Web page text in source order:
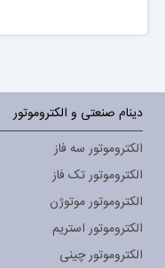
دینام صنعتی و الکتروموتور
الکتروموتور سه فاز
الکتروموتور تک فاز
الکتروموتور موتوژن
الکتروموتور استریم
الکتروموتور چینی